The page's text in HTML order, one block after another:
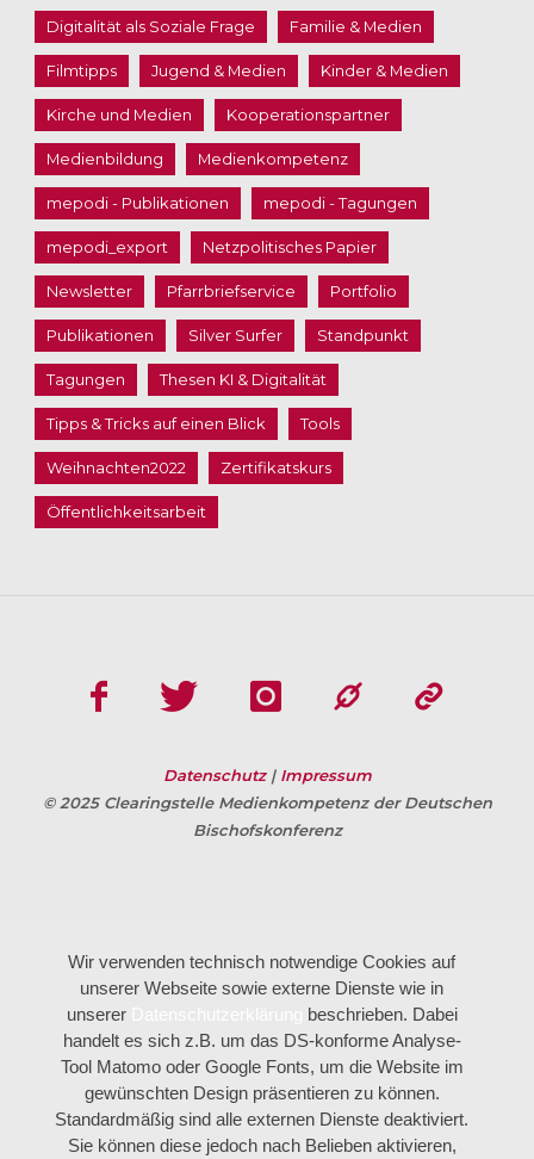
Digitalität als Soziale Frage Familie & Medien
Filmtipps Jugend & Medien Kinder & Medien
Kirche und Medien Kooperationspartner
Medienbildung Medienkompetenz
mepodi - Publikationen mepodi - Tagungen
mepodi_export Netzpolitisches Papier
Newsletter Pfarrbriefservice Portfolio
Publikationen Silver Surfer Standpunkt
Tagungen Thesen KI & Digitalität
Tipps & Tricks auf einen Blick Tools
Weihnachten2022 Zertifikatskurs
Öffentlichkeitsarbeit
Datenschutz | Impressum
© 2025 Clearingstelle Medienkompetenz der Deutschen
Bischofskonferenz
Wir verwenden technisch notwendige Cookies auf
unserer Webseite sowie externe Dienste wie in
unserer
beschrieben. Dabei
handelt es sich z.B. um das DS-konforme Analyse-
Tool Matomo oder Google Fonts, um die Website im
gewünschten Design präsentieren zu können.
Standardmäßig sind alle externen Dienste deaktiviert.
Sie können diese jedoch nach Belieben aktivieren,